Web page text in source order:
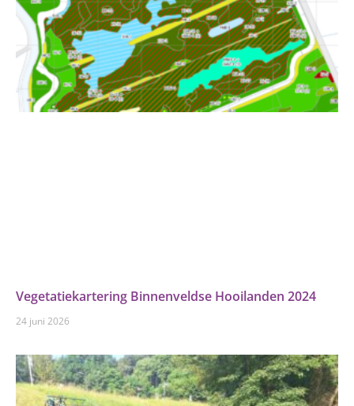
Vegetatiekartering Binnenveldse Hooilanden 2024
24 juni 2026